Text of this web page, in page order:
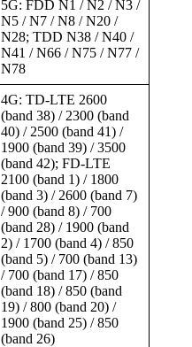
5G: FDD N1 / N2 / N3 /
N5 / N7 / N8 / N20 /
N28; TDD N38 / N40 /
N41 / N66 / N75 / N77 /
N78
4G: TD-LTE 2600
(band 38) / 2300 (band
40) / 2500 (band 41) /
1900 (band 39) / 3500
(band 42); FD-LTE
2100 (band 1) / 1800
(band 3) / 2600 (band 7)
/ 900 (band 8) / 700
(band 28) / 1900 (band
2) / 1700 (band 4) / 850
(band 5) / 700 (band 13)
/ 700 (band 17) / 850
(band 18) / 850 (band
19) / 800 (band 20) /
1900 (band 25) / 850
(band 26)